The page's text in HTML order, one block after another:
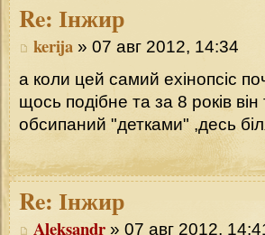
Re: Інжир
kerija » 07 авг 2012, 14:34
а коли цей самий ехінопсіс
щось подібне та за 8 років
обсипаний "детками" ,десь
Re: Інжир
Aleksandr » 07 авг 2012,